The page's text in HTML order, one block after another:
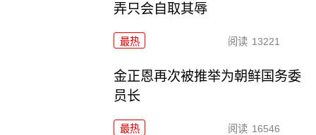
弄只会自取其辱
最热 阅读 13221
金正恩再次被推举为朝鲜国务委
员长
最热 阅读 16546